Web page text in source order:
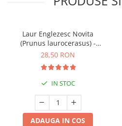
Laur Englezesc Novita
(Prunus laurocerasus) -
40cm (P9)
28,50 RON
IN STOC
ADAUGA IN COS